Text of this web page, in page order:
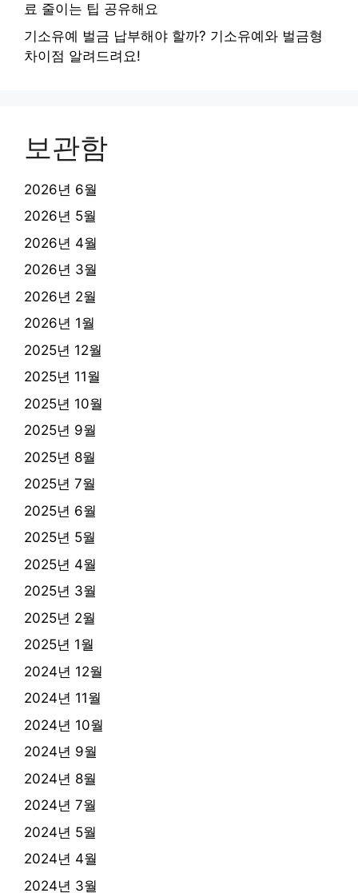
료 줄이는 팁 공유해요
기소유예 벌금 납부해야 할까? 기소유예와 벌금형
차이점 알려드려요!
보관함
2026년 6월
2026년 5월
2026년 4월
2026년 3월
2026년 2월
2026년 1월
2025년 12월
2025년 11월
2025년 10월
2025년 9월
2025년 8월
2025년 7월
2025년 6월
2025년 5월
2025년 4월
2025년 3월
2025년 2월
2025년 1월
2024년 12월
2024년 11월
2024년 10월
2024년 9월
2024년 8월
2024년 7월
2024년 5월
2024년 4월
2024년 3월